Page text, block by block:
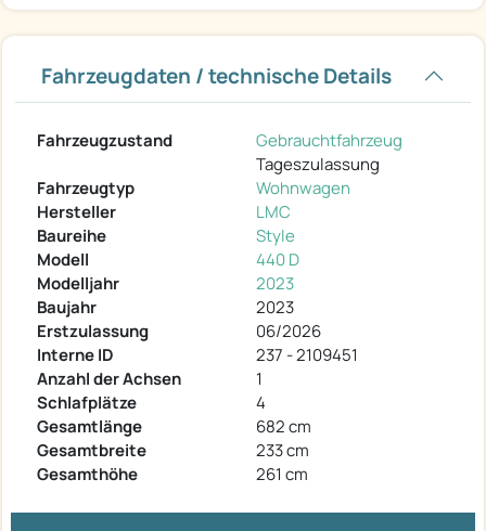
Fahrzeugdaten / technische Details
Fahrzeugzustand
Gebrauchtfahrzeug
Tageszulassung
Fahrzeugtyp
Wohnwagen
Hersteller
LMC
Baureihe
Style
Modell
440 D
Modelljahr
2023
Baujahr
2023
Erstzulassung
06/2026
Interne ID
237 - 2109451
Anzahl der Achsen
1
Schlafplätze
4
Gesamtlänge
682 cm
Gesamtbreite
233 cm
Gesamthöhe
261 cm